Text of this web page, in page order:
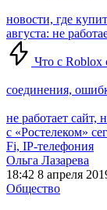
новости, где
августа: не
Что с Roblox
соединения,
не работает сайт,
с «Ростелеком»
Fi, IP-телефония
Ольга Лазарева
18:42 8 апреля
Общество